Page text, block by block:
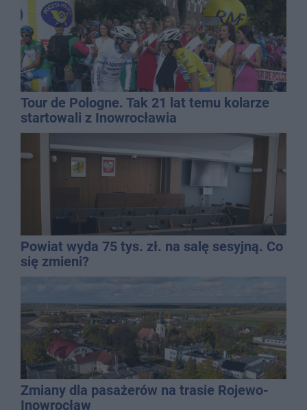
Tour de Pologne. Tak 21 lat temu kolarze
startowali z Inowrocławia
Powiat wyda 75 tys. zł. na salę sesyjną. Co
się zmieni?
Zmiany dla pasażerów na trasie Rojewo-
Inowrocław